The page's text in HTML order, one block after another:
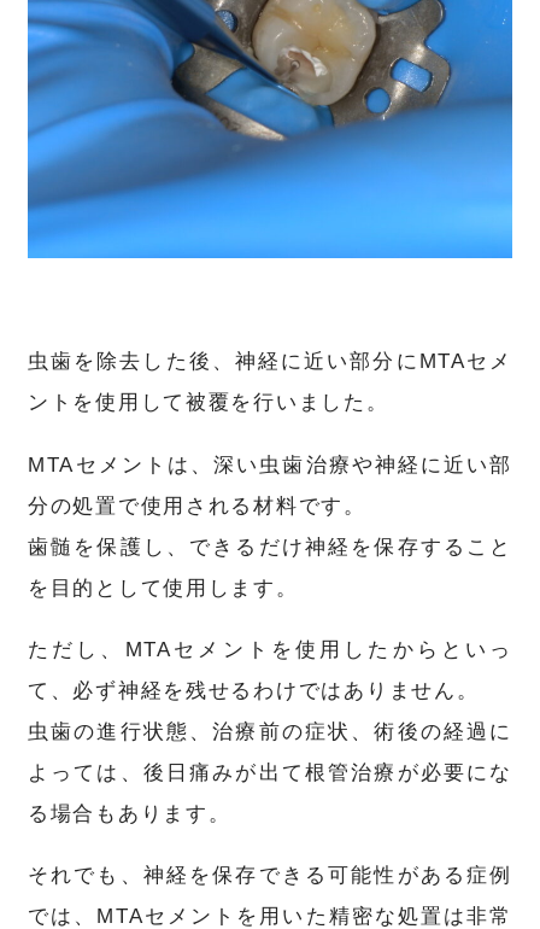
虫歯を除去した後、神経に近い部分にMTAセメ
ントを使用して被覆を行いました。
MTAセメントは、深い虫歯治療や神経に近い部
分の処置で使用される材料です。
歯髄を保護し、できるだけ神経を保存すること
を目的として使用します。
ただし、MTAセメントを使用したからといっ
て、必ず神経を残せるわけではありません。
虫歯の進行状態、治療前の症状、術後の経過に
よっては、後日痛みが出て根管治療が必要にな
る場合もあります。
それでも、神経を保存できる可能性がある症例
では、MTAセメントを用いた精密な処置は非常